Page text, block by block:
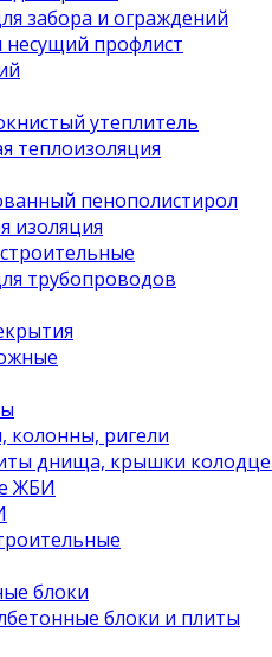
забора и ограждений
профлист
утеплитель
теплоизоляция
пенополистирол
изоляция
трубопроводов
колонны, ригели
днища, крышки
ЖБИ
блоки
блоки и плиты